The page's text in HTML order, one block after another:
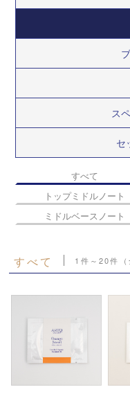
ス
セ
すべて
トップミドルノート
ミドルベースノート
すべて 1件～20件（